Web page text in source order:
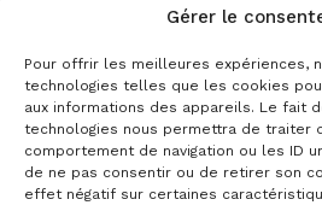
Gérer le
Pour offrir les meilleures expériences,
technologies telles que les cookies
aux informations des appareils. Le fait
technologies nous permettra de traiter
comportement de navigation ou les ID
de ne pas consentir ou de retirer son
effet négatif sur certaines
Exxotest® 2025
Mentions légales
Politique de confidentialité
Made with love byAltimax